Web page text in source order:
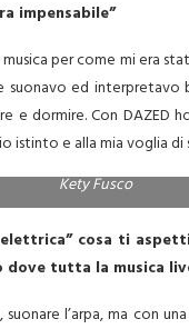
impensabile”
per come mi era
suonavo ed
e dormire. Con DAZED
istinto e alla mia voglia
Kety Fusco
elettrica” cosa ti
tutta la musica
l’arpa, ma con